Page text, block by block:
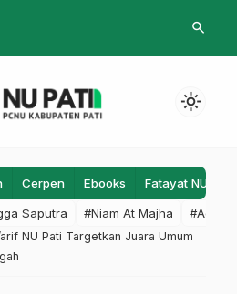
Bersama Mbak-Mbak
PAC IPNU
anggotanya
search
light_mode
Cerpen Ebooks Fatayat NU
Saputra #Niam At Majha #Admin
NU Pati Targetkan Juara Umum